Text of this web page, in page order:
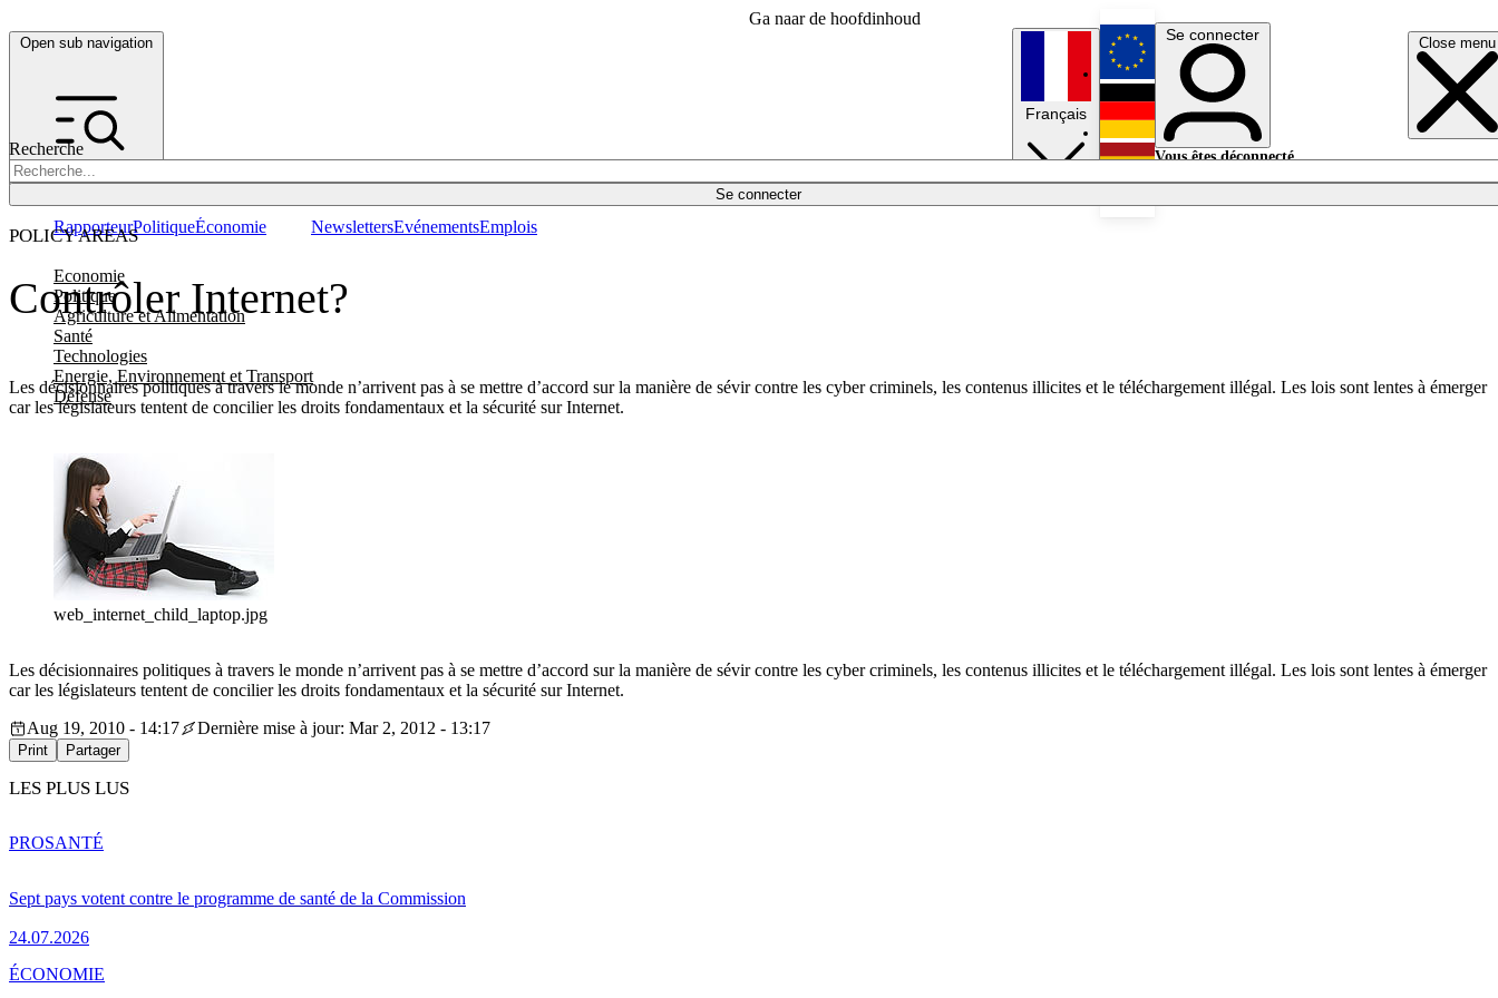
Ga naar de hoofdinhoud
Open sub navigation Close menu
Recherche
Se connecter
POLICY AREAS
Economie
Politique
Agriculture et Alimentation
Santé
Technologies
Energie, Environnement et Transport
Défense
RapporteurPolitiqueÉconomie NewslettersEvénementsEmplois
Français
English
Deutsch
Se connecter
Vous êtes déconnecté.
Contrôler Internet?
Les décisionnaires politiques à travers le monde n’arrivent pas à se mettre d’accord sur la manière de sévir contre les cyber criminels, les contenus illicites et le téléchargement illégal. Les lois sont lentes à émerger
car les législateurs tentent de concilier les droits fondamentaux et la sécurité sur Internet.
web_internet_child_laptop.jpg
Les décisionnaires politiques à travers le monde n’arrivent pas à se mettre d’accord sur la manière de sévir contre les cyber criminels, les contenus illicites et le téléchargement illégal. Les lois sont lentes à émerger
car les législateurs tentent de concilier les droits fondamentaux et la sécurité sur Internet.
Aug 19, 2010 - 14:17
Dernière mise à jour: Mar 2, 2012 - 13:17
Print Partager
LES PLUS LUS
Sept pays votent contre le programme de santé de la Commission
24.07.2026
PROSANTÉ
ÉCONOMIE